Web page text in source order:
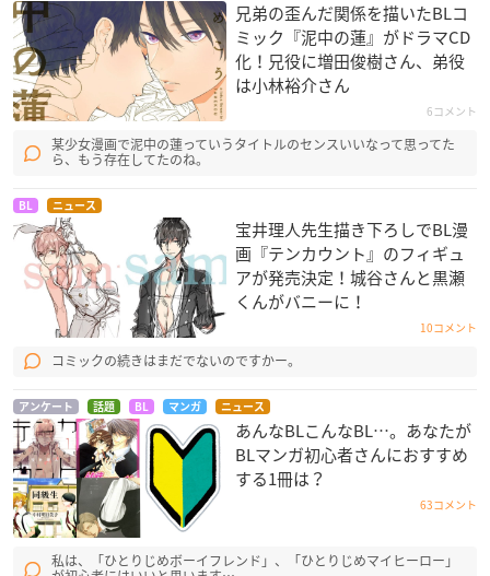
兄弟の歪んだ関係を描いたBLコ
ミック『泥中の蓮』がドラマCD
化！兄役に増田俊樹さん、弟役
は小林裕介さん
6コメント
某少女漫画で泥中の蓮っていうタイトルのセンスいいなって思ってた
ら、もう存在してたのね。
BL ニュース
宝井理人先生描き下ろしでBL漫
画『テンカウント』のフィギュ
アが発売決定！城谷さんと黒瀬
くんがバニーに！
10コメント
コミックの続きはまだでないのですかー。
アンケート 話題 BL マンガ ニュース
あんなBLこんなBL…。あなたが
BLマンガ初心者さんにおすすめ
する1冊は？
63コメント
私は、「ひとりじめボーイフレンド」、「ひとりじめマイヒーロー」